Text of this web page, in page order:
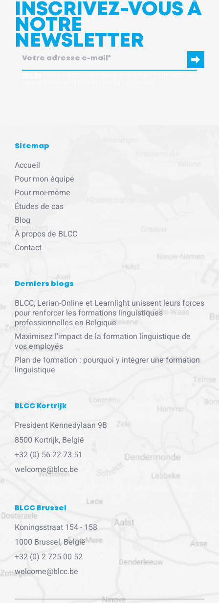
INSCRIVEZ-VOUS À
NOTRE
NEWSLETTER
Sitemap
Accueil
Pour mon équipe
Pour moi-même
Études de cas
Blog
À propos de BLCC
Contact
Derniers blogs
BLCC, Lerian-Online et Learnlight unissent leurs forces
pour renforcer les formations linguistiques
professionnelles en Belgique
Maximisez l'impact de la formation linguistique de
vos employés
Plan de formation : pourquoi y intégrer une formation
linguistique
BLCC Kortrijk
President Kennedylaan 9B
8500 Kortrijk, België
+32 (0) 56 22 73 51
welcome@blcc.be
BLCC Brussel
Koningsstraat 154 - 158
1000 Brussel, België
+32 (0) 2 725 00 52
welcome@blcc.be